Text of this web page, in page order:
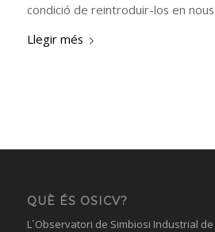
condició de reintroduir-los en
Llegir més
QUÈ ÉS OSICV?
L´Observatori de Simbiosi Industrial